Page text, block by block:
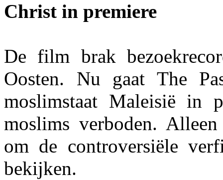
Christ in premiere
De film brak
Oosten. Nu gaat The
moslimstaat Maleisië in
moslims verboden.
om de controversiële
bekijken.